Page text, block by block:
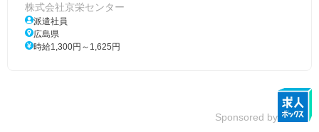
株式会社京栄センター
派遣社員
広島県
時給1,300円～1,625円
Sponsored by